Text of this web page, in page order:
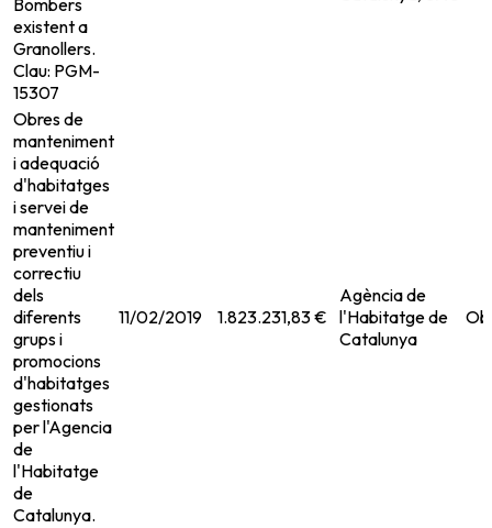
Bombers
existent a
Granollers.
Clau: PGM-
15307
Obres de
manteniment
i adequació
d'habitatges
i servei de
manteniment
preventiu i
correctiu
dels
diferents
grups i
promocions
d'habitatges
gestionats
per l'Agencia
de
l'Habitatge
de
Catalunya.
11/02/2019 1.823.231,83 €
Agència de
l'Habitatge de
Catalunya